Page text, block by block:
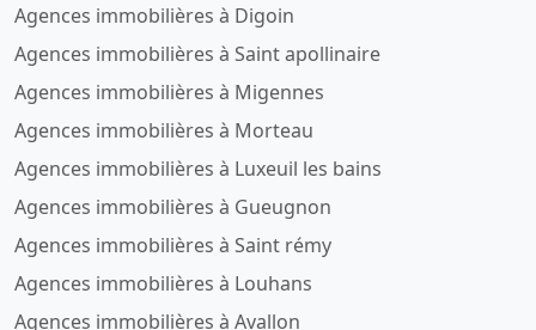
Agences immobilières à Digoin
Agences immobilières à Saint apollinaire
Agences immobilières à Migennes
Agences immobilières à Morteau
Agences immobilières à Luxeuil les bains
Agences immobilières à Gueugnon
Agences immobilières à Saint rémy
Agences immobilières à Louhans
Agences immobilières à Avallon